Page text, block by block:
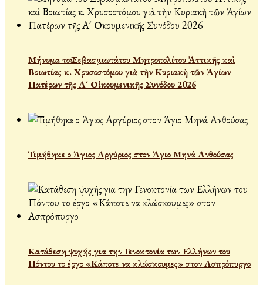
Μήνυμα τοῦ Σεβασμιωτάτου Μητροπολίτου Ἀττικῆς καὶ
Βοιωτίας κ. Χρυσοστόμου γιὰ τὴν Κυριακὴ τῶν Ἁγίων
Πατέρων τῆς Α´ Οἰκουμενικῆς Συνόδου 2026
Τιμήθηκε ο Άγιος Αργύριος στον Άγιο Μηνά Ανθούσας
Κατάθεση ψυχής για την Γενοκτονία των Ελλήνων του
Πόντου το έργο «Κάποτε να κλώσκουμες» στον Ασπρόπυργο